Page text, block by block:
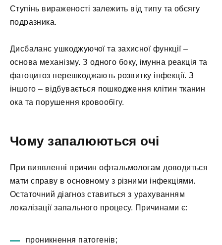
Ступінь вираженості залежить від типу та обсягу
подразника.
Дисбаланс ушкоджуючої та захисної функції –
основа механізму. З одного боку, імунна реакція та
фагоцитоз перешкоджають розвитку інфекції. З
іншого – відбувається пошкодження клітин тканин
ока та порушення кровообігу.
Чому запалюються очі
При виявленні причин офтальмологам доводиться
мати справу в основному з різними інфекціями.
Остаточний діагноз ставиться з урахуванням
локалізації запального процесу. Причинами є:
проникнення патогенів;